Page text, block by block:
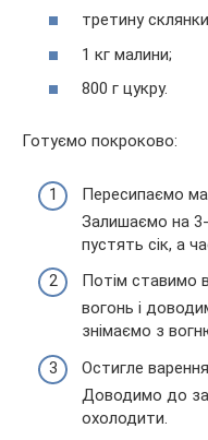
третину
1 кг малини;
800 г цукру.
Готуємо покроково:
Пересипаємо
Залишаємо на
пустять сік, а
Потім ставимо
вогонь і
знімаємо з
Остигле
Доводимо до
охолодити.